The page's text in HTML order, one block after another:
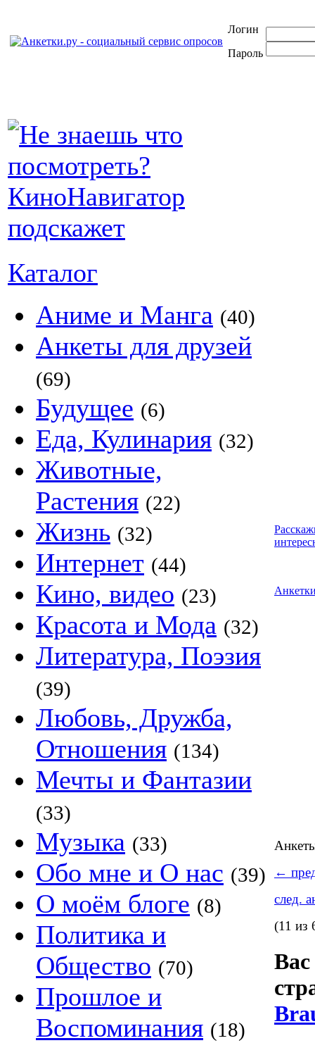
Логин
Пароль
Каталог
Аниме и Манга (40)
Анкеты для друзей
(69)
Будущее (6)
Еда, Кулинария (32)
Животные,
Растения (22)
Жизнь (32)
Интернет (44)
Кино, видео (23)
Красота и Мода (32)
Литература, Поэзия
(39)
Любовь, Дружба,
Отношения (134)
Мечты и Фантазии
(33)
Музыка (33)
Обо мне и О нас (39)
О моём блоге (8)
Политика и
Общество (70)
Прошлое и
Воспоминания (18)
←
след.
(11 из